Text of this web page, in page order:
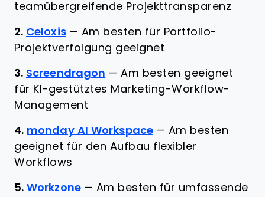
teamübergreifende Projekttransparenz
2. Celoxis — Am besten für Portfolio-
Projektverfolgung geeignet
3. Screendragon —Am besten geeignet
für KI-gestütztes Marketing-Workflow-
Management
4. monday AI Workspace — Am besten
geeignet für den Aufbau flexibler
Workflows
5. Workzone — Am besten für umfassende